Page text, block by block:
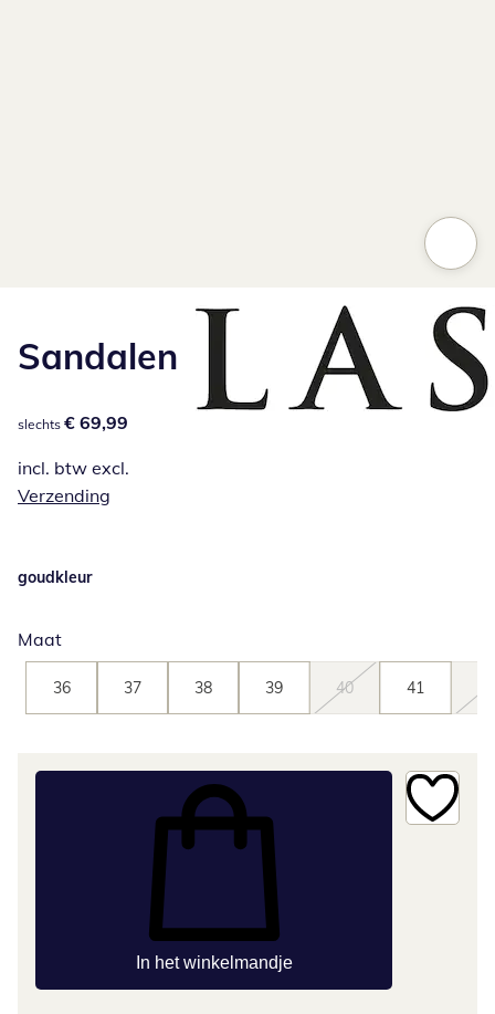
Sandalen
€ 69,99
slechts € 69,99
incl. btw excl.
Verzending
goudkleur
Maat
36 37 38 39 40 41
In het winkelmandje